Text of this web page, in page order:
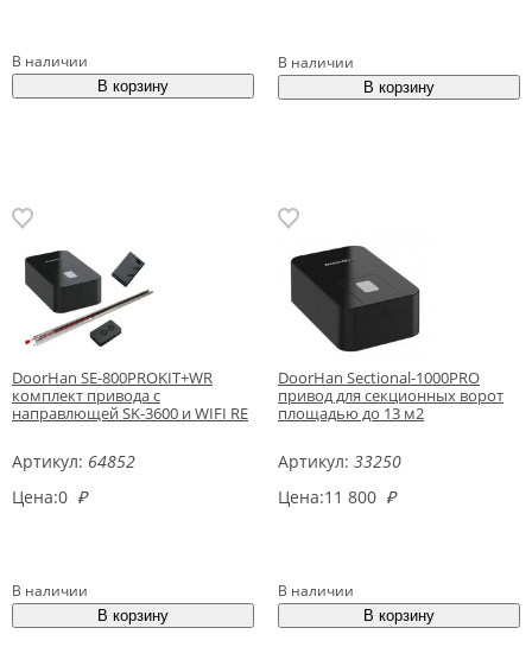
В наличии В наличии
DoorHan SE-800PROKIT+WR
комплект привода с
направлющей SK-3600 и WIFI RE
Артикул: 64852
Цена:0 ₽
В наличии
DoorHan Sectional-1000PRO
привод для секционных ворот
площадью до 13 м2
Артикул: 33250
Цена:11 800 ₽
В наличии